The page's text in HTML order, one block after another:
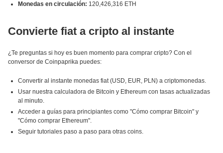
Monedas en circulación: 120,426,316 ETH
Convierte fiat a cripto al instante
¿Te preguntas si hoy es buen momento para comprar cripto? Con el
conversor de Coinpaprika puedes:
Convertir al instante monedas fiat (USD, EUR, PLN) a criptomonedas.
Usar nuestra calculadora de Bitcoin y Ethereum con tasas actualizadas
al minuto.
Acceder a guías para principiantes como "Cómo comprar Bitcoin" y
"Cómo comprar Ethereum".
Seguir tutoriales paso a paso para otras coins.